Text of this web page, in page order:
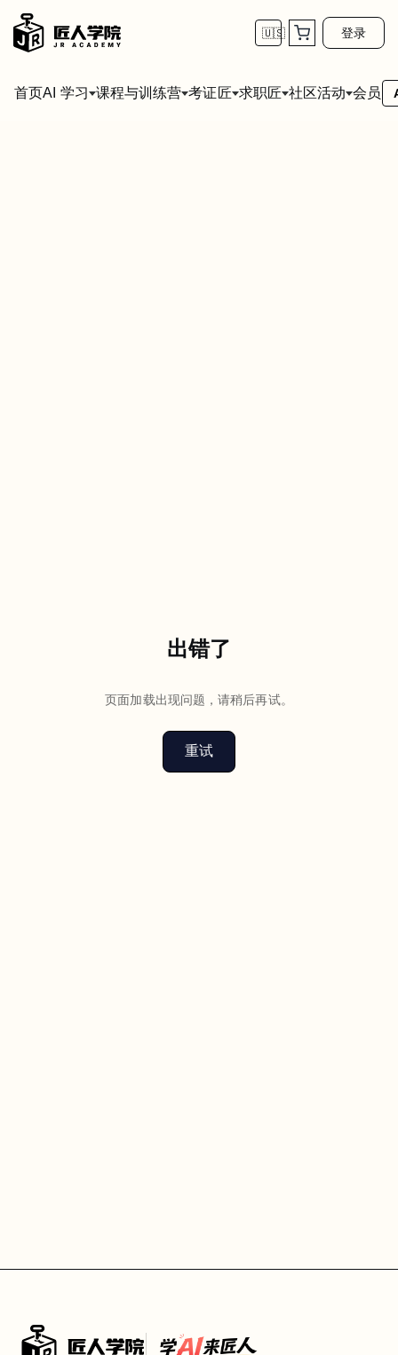
🇺🇸 登录
首页AI 学习 课程与训练营 考证匠 求职匠 社区活动 会员
出错了
页面加载出现问题，请稍后再试。
重试